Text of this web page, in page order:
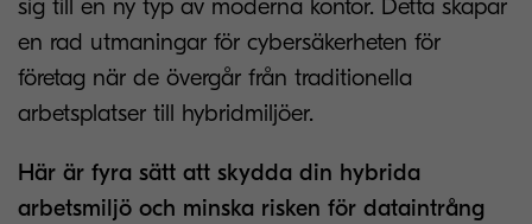
sig till en ny typ av moderna kontor. Detta skapar
en rad utmaningar för cybersäkerheten för
företag när de övergår från traditionella
arbetsplatser till hybridmiljöer.
Här är fyra sätt att skydda din hybrida
arbetsmiljö och minska risken för dataintrång